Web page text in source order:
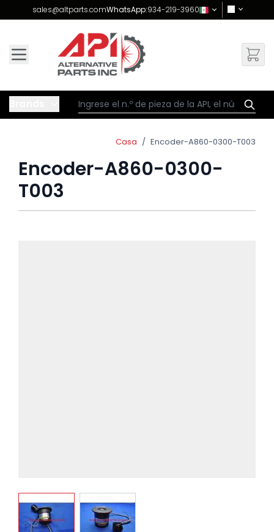
Skip to Content
sales@altparts.comWhatsApp:934-219-3960
Casa / Encoder-A860-0300-T003
Encoder-A860-0300-
T003
View larger imageView larger image